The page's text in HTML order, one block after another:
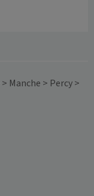
> Manche > Percy>